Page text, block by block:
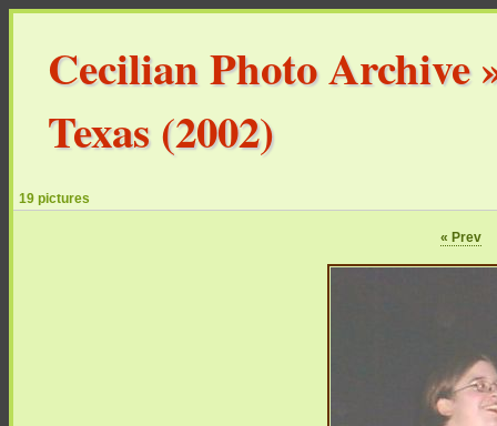
Cecilian Photo Archive
Texas (2002)
19 pictures
« Prev